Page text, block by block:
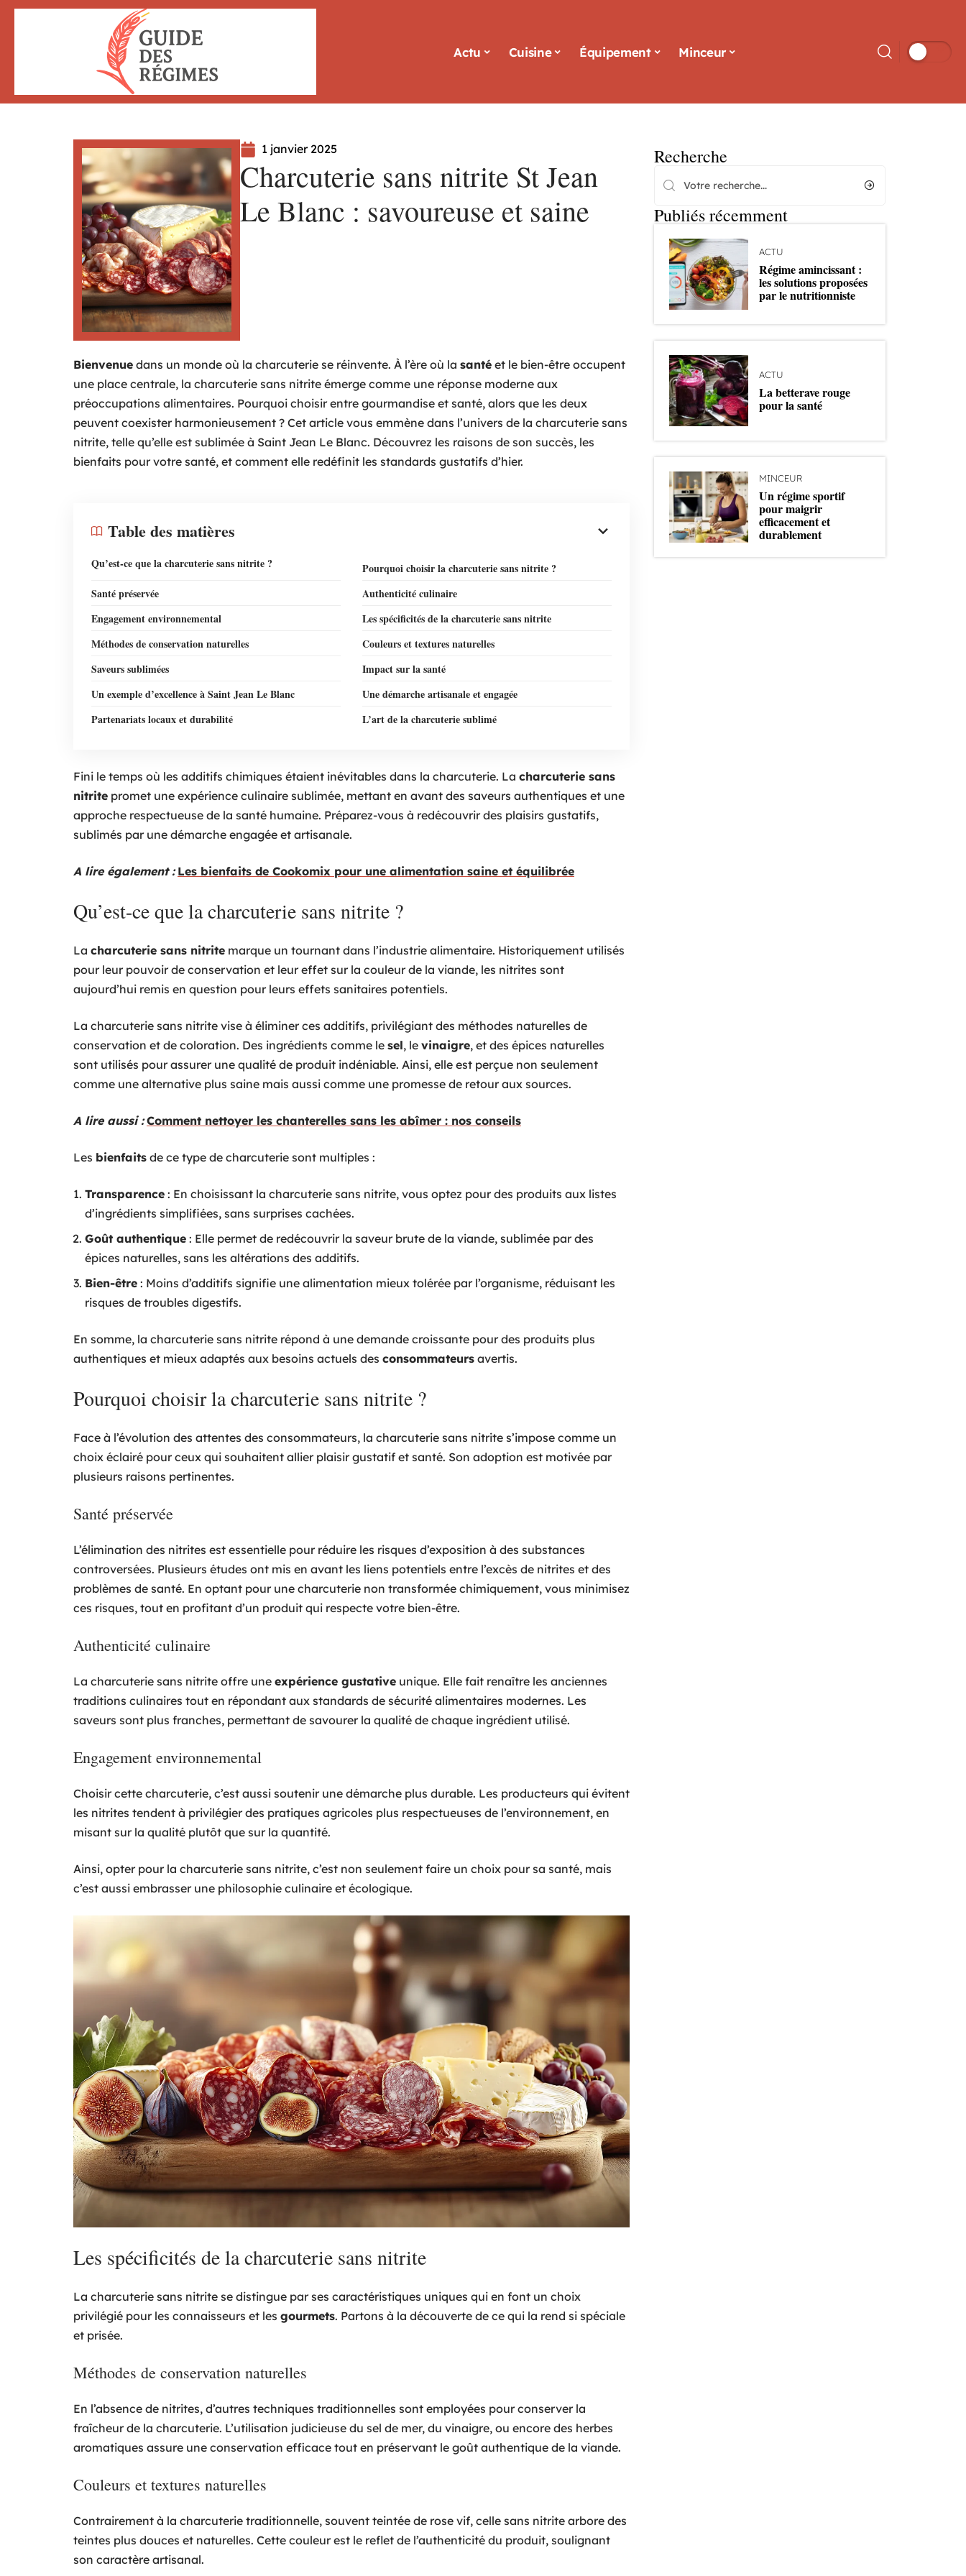
Actu Cuisine Équipement Minceur
1 janvier 2025
Charcuterie sans nitrite St Jean
Le Blanc : savoureuse et saine
Bienvenue dans un monde où la charcuterie se réinvente. À l’ère où la santé et le bien-être occupent
une place centrale, la charcuterie sans nitrite émerge comme une réponse moderne aux
préoccupations alimentaires. Pourquoi choisir entre gourmandise et santé, alors que les deux
peuvent coexister harmonieusement ? Cet article vous emmène dans l’univers de la charcuterie sans
nitrite, telle qu’elle est sublimée à Saint Jean Le Blanc. Découvrez les raisons de son succès, les
bienfaits pour votre santé, et comment elle redéfinit les standards gustatifs d’hier.
Table des matières
Qu’est-ce que la charcuterie sans nitrite ?
Pourquoi choisir la charcuterie sans nitrite ?
Santé préservée
Authenticité culinaire
Engagement environnemental
Les spécificités de la charcuterie sans nitrite
Méthodes de conservation naturelles
Couleurs et textures naturelles
Saveurs sublimées
Impact sur la santé
Un exemple d’excellence à Saint Jean Le Blanc
Une démarche artisanale et engagée
Partenariats locaux et durabilité
L’art de la charcuterie sublimé
Fini le temps où les additifs chimiques étaient inévitables dans la charcuterie. La charcuterie sans
nitrite promet une expérience culinaire sublimée, mettant en avant des saveurs authentiques et une
approche respectueuse de la santé humaine. Préparez-vous à redécouvrir des plaisirs gustatifs,
sublimés par une démarche engagée et artisanale.
A lire également : Les bienfaits de Cookomix pour une alimentation saine et équilibrée
Qu’est-ce que la charcuterie sans nitrite ?
La charcuterie sans nitrite marque un tournant dans l’industrie alimentaire. Historiquement utilisés
pour leur pouvoir de conservation et leur effet sur la couleur de la viande, les nitrites sont
aujourd’hui remis en question pour leurs effets sanitaires potentiels.
La charcuterie sans nitrite vise à éliminer ces additifs, privilégiant des méthodes naturelles de
conservation et de coloration. Des ingrédients comme le sel, le vinaigre, et des épices naturelles
sont utilisés pour assurer une qualité de produit indéniable. Ainsi, elle est perçue non seulement
comme une alternative plus saine mais aussi comme une promesse de retour aux sources.
A lire aussi : Comment nettoyer les chanterelles sans les abîmer : nos conseils
Les bienfaits de ce type de charcuterie sont multiples :
Transparence : En choisissant la charcuterie sans nitrite, vous optez pour des produits aux listes
d’ingrédients simplifiées, sans surprises cachées.
Goût authentique : Elle permet de redécouvrir la saveur brute de la viande, sublimée par des
épices naturelles, sans les altérations des additifs.
Bien-être : Moins d’additifs signifie une alimentation mieux tolérée par l’organisme, réduisant les
risques de troubles digestifs.
En somme, la charcuterie sans nitrite répond à une demande croissante pour des produits plus
authentiques et mieux adaptés aux besoins actuels des consommateurs avertis.
Pourquoi choisir la charcuterie sans nitrite ?
Face à l’évolution des attentes des consommateurs, la charcuterie sans nitrite s’impose comme un
choix éclairé pour ceux qui souhaitent allier plaisir gustatif et santé. Son adoption est motivée par
plusieurs raisons pertinentes.
Santé préservée
L’élimination des nitrites est essentielle pour réduire les risques d’exposition à des substances
controversées. Plusieurs études ont mis en avant les liens potentiels entre l’excès de nitrites et des
problèmes de santé. En optant pour une charcuterie non transformée chimiquement, vous minimisez
ces risques, tout en profitant d’un produit qui respecte votre bien-être.
Authenticité culinaire
La charcuterie sans nitrite offre une expérience gustative unique. Elle fait renaître les anciennes
traditions culinaires tout en répondant aux standards de sécurité alimentaires modernes. Les
saveurs sont plus franches, permettant de savourer la qualité de chaque ingrédient utilisé.
Engagement environnemental
Choisir cette charcuterie, c’est aussi soutenir une démarche plus durable. Les producteurs qui évitent
les nitrites tendent à privilégier des pratiques agricoles plus respectueuses de l’environnement, en
misant sur la qualité plutôt que sur la quantité.
Ainsi, opter pour la charcuterie sans nitrite, c’est non seulement faire un choix pour sa santé, mais
c’est aussi embrasser une philosophie culinaire et écologique.
Les spécificités de la charcuterie sans nitrite
La charcuterie sans nitrite se distingue par ses caractéristiques uniques qui en font un choix
privilégié pour les connaisseurs et les gourmets. Partons à la découverte de ce qui la rend si spéciale
et prisée.
Méthodes de conservation naturelles
En l’absence de nitrites, d’autres techniques traditionnelles sont employées pour conserver la
fraîcheur de la charcuterie. L’utilisation judicieuse du sel de mer, du vinaigre, ou encore des herbes
aromatiques assure une conservation efficace tout en préservant le goût authentique de la viande.
Couleurs et textures naturelles
Contrairement à la charcuterie traditionnelle, souvent teintée de rose vif, celle sans nitrite arbore des
teintes plus douces et naturelles. Cette couleur est le reflet de l’authenticité du produit, soulignant
son caractère artisanal.
Recherche
Publiés récemment
ACTU
Régime amincissant :
les solutions proposées
par le nutritionniste
ACTU
La betterave rouge
pour la santé
MINCEUR
Un régime sportif
pour maigrir
efficacement et
durablement